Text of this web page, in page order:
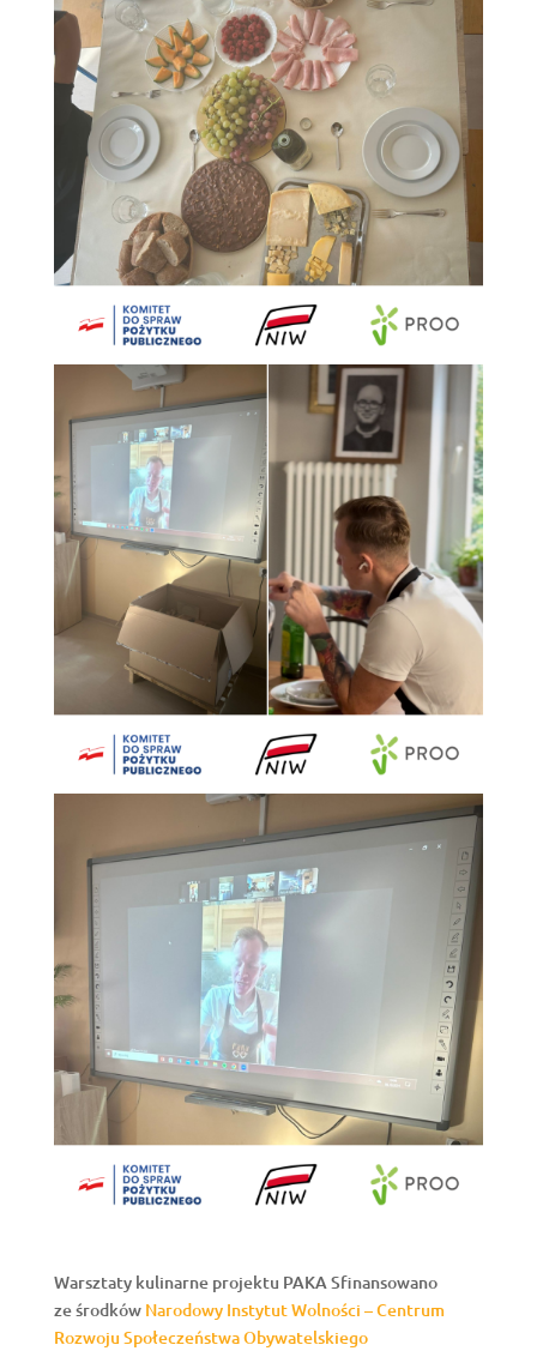
Warsztaty kulinarne projektu PAKA Sfinansowano
ze środkówNarodowy Instytut Wolności – Centrum
Rozwoju Społeczeństwa Obywatelskiego